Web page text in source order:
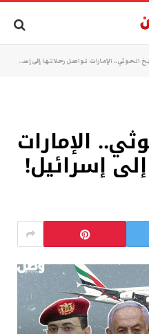
الحوثي.. الإمارات تواصل رحلاتها إلى إسرائيل!
الإمارات
إسرائيل!